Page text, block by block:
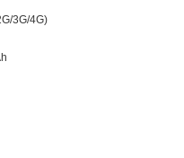
3G/4G)